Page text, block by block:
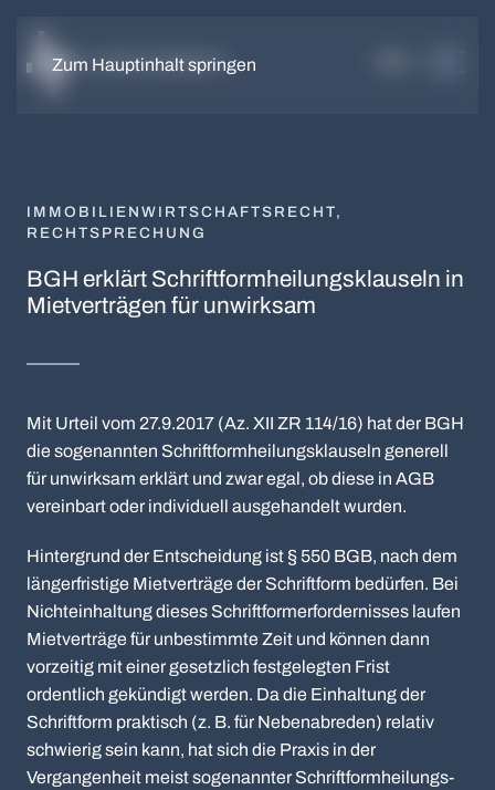
Zum Hauptinhalt springen
IMMOBILIENWIRTSCHAFTSRECHT,
RECHTSPRECHUNG
BGH erklärt Schriftform­heilungs­klauseln in
Mietverträgen für unwirksam
Mit Urteil vom 27.9.2017 (Az. XII ZR 114/16) hat der BGH
die sogenannten Schriftform­heilungs­klauseln generell
für unwirksam erklärt und zwar egal, ob diese in AGB
vereinbart oder individuell ausgehandelt wurden.
Hintergrund der Entscheidung ist § 550 BGB, nach dem
längerfristige Mietverträge der Schriftform bedürfen. Bei
Nichteinhaltung dieses Schriftformerfordernisses laufen
Mietverträge für unbestimmte Zeit und können dann
vorzeitig mit einer gesetzlich festgelegten Frist
ordentlich gekündigt werden. Da die Einhaltung der
Schriftform praktisch (z. B. für Nebenabreden) relativ
schwierig sein kann, hat sich die Praxis in der
Vergangenheit meist sogenannter Schriftform­heilungs­